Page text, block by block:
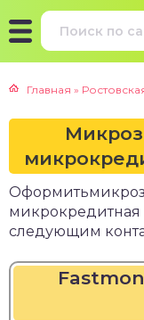
Главная »
следующим